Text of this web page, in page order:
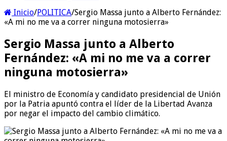
Inicio/POLITICA/Sergio Massa junto a Alberto Fernández:
«A mi no me va a correr ninguna motosierra»
Sergio Massa junto a Alberto
Fernández: «A mi no me va a correr
ninguna motosierra»
El ministro de Economía y candidato presidencial de Unión
por la Patria apuntó contra el líder de la Libertad Avanza
por negar el impacto del cambio climático.